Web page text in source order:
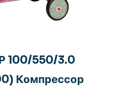
100/550/3.0
Компрессор